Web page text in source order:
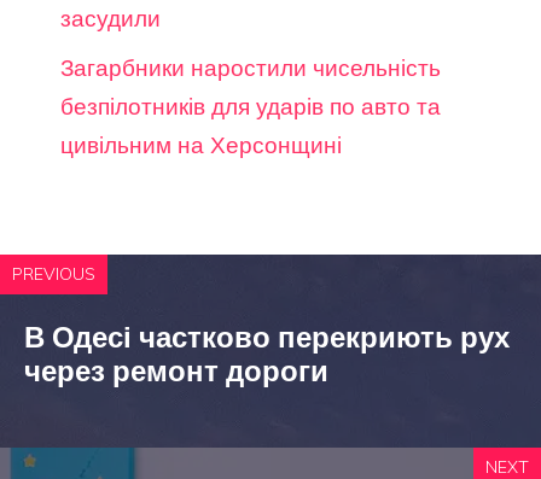
засудили
Загарбники наростили чисельність
безпілотників для ударів по авто та
цивільним на Херсонщині
PREVIOUS
В Одесі частково перекриють рух
через ремонт дороги
NEXT